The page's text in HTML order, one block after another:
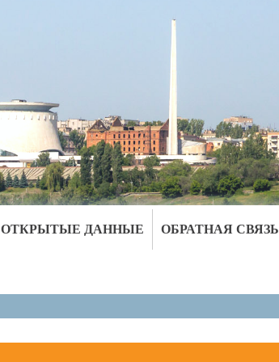
ОТКРЫТЫЕ ДАННЫЕ ОБРАТНАЯ СВЯЗЬ